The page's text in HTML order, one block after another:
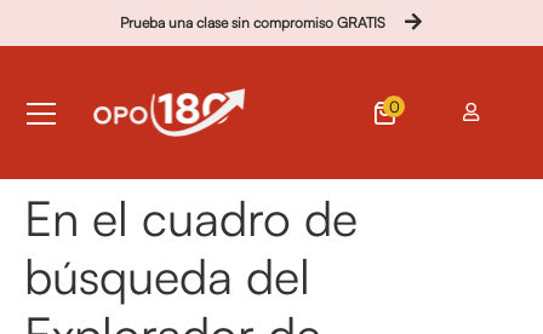
Prueba una clase sin compromiso GRATIS
0
En el cuadro de
búsqueda del